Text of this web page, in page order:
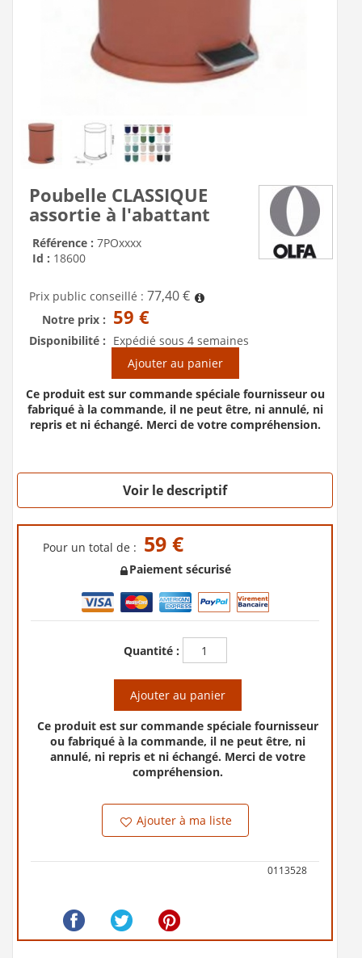
Poubelle CLASSIQUE
assortie à l'abattant
Référence : 7POxxxx
Id : 18600
Prix public conseillé : 77,40 €
Notre prix : 59 €
Disponibilité : Expédié sous 4 semaines
Ajouter au panier
Ce produit est sur commande spéciale fournisseur ou
fabriqué à la commande, il ne peut être, ni annulé, ni
repris et ni échangé. Merci de votre compréhension.
Voir le descriptif
Pour un total de : 59 €
Paiement sécurisé
Quantité :
Ajouter au panier
Ce produit est sur commande spéciale fournisseur
ou fabriqué à la commande, il ne peut être, ni
annulé, ni repris et ni échangé. Merci de votre
compréhension.
Ajouter à ma liste
0113528